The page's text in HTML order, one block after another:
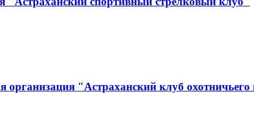
организация "Астраханский клуб